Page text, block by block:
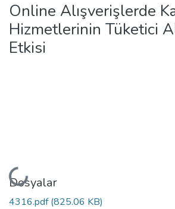
Online Alışverişlerde
Hizmetlerinin Tüketici
Etkisi
Yükleniyor...
Dosyalar
4316.pdf(825.06 KB)